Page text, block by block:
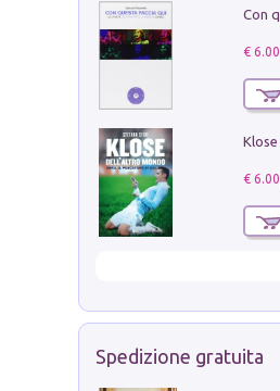
€ 6.00
€ 6.00
Spedizione gratuita